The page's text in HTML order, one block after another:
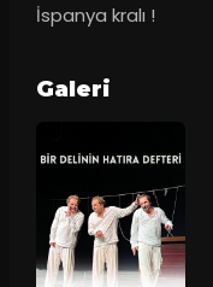
İspanya kralı !
Galeri